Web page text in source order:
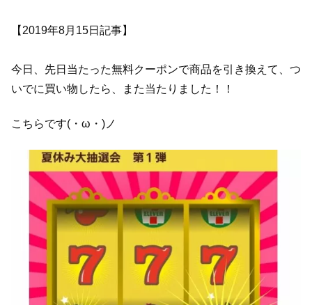
【2019年8月15日記事】
今日、先日当たった無料クーポンで商品を引き換えて、つ
いでに買い物したら、また当たりました！！
こちらです(・ω・)ノ